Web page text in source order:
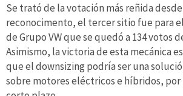
Se trató de la votación más reñida
reconocimento, el tercer sitio fue para
de Grupo VW que se quedó a 134 votos
Asimismo, la victoria de esta mecánica
que el downsizing podría ser una
sobre motores eléctricos e híbridos, por